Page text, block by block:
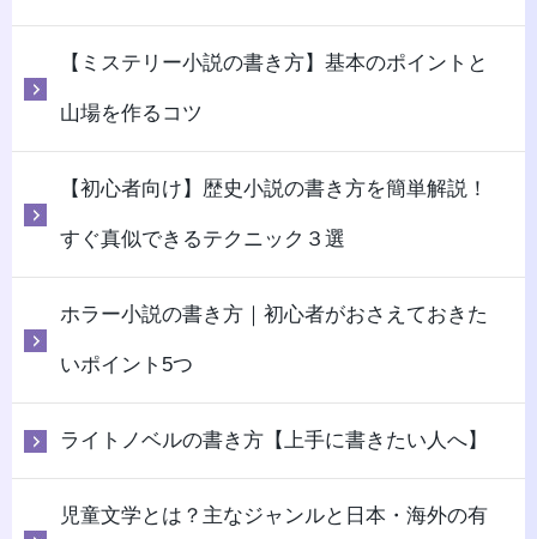
【ミステリー小説の書き方】基本のポイントと
山場を作るコツ
【初心者向け】歴史小説の書き方を簡単解説！
すぐ真似できるテクニック３選
ホラー小説の書き方｜初心者がおさえておきた
いポイント5つ
ライトノベルの書き方【上手に書きたい人へ】
児童文学とは？主なジャンルと日本・海外の有